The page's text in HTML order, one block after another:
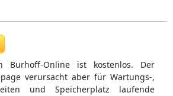
Burhoff-Online ist kostenlos. Der
verursacht aber für Wartungs-,
und Speicherplatz laufende